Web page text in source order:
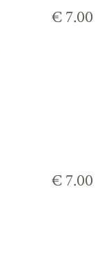
€ 7.00
€ 7.00